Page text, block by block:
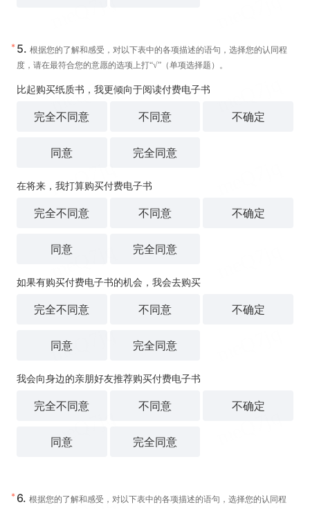
* 5. 根据您的了解和感受，对以下表中的各项描述的语句，选择您的认同程
度，请在最符合您的意愿的选项上打“√”（单项选择题）。
比起购买纸质书，我更倾向于阅读付费电子书
完全不同意 不同意 不确定
同意 完全同意
在将来，我打算购买付费电子书
完全不同意 不同意 不确定
同意 完全同意
如果有购买付费电子书的机会，我会去购买
完全不同意 不同意 不确定
同意 完全同意
我会向身边的亲朋好友推荐购买付费电子书
完全不同意 不同意 不确定
同意 完全同意
* 6. 根据您的了解和感受，对以下表中的各项描述的语句，选择您的认同程